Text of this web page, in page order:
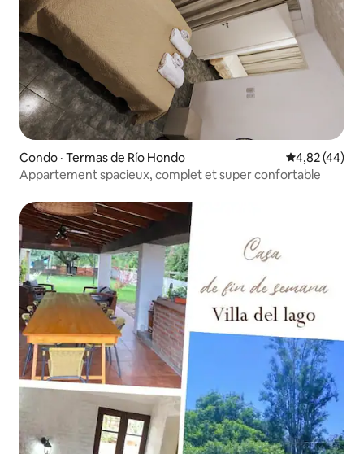
Condo · Termas de Río Hondo Note
4,82 (44)
Appartement spacieux, complet et super confortable